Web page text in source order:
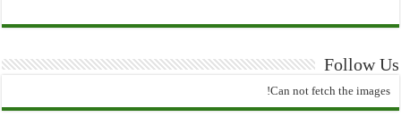
Follow Us
Can not fetch the images!